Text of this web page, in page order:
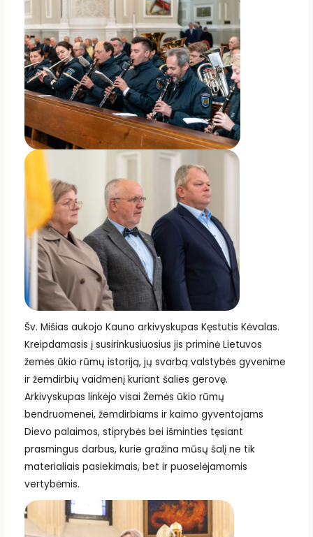
Šv. Mišias aukojo Kauno arkivyskupas Kęstutis Kėvalas.
Kreipdamasis į susirinkusiuosius jis priminė Lietuvos
žemės ūkio rūmų istoriją, jų svarbą valstybės gyvenime
ir žemdirbių vaidmenį kuriant šalies gerovę.
Arkivyskupas linkėjo visai Žemės ūkio rūmų
bendruomenei, žemdirbiams ir kaimo gyventojams
Dievo palaimos, stiprybės bei išminties tęsiant
prasmingus darbus, kurie gražina mūsų šalį ne tik
materialiais pasiekimais, bet ir puoselėjamomis
vertybėmis.